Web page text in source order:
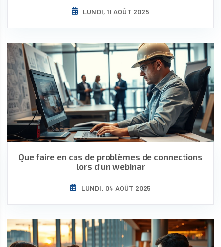
LUNDI, 11 AOÛT 2025
Que faire en cas de problèmes de connections
lors d'un webinar
LUNDI, 04 AOÛT 2025